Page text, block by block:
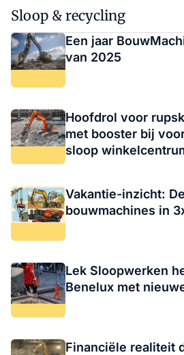
Sloop & recycling
Een jaar
van 2025
Hoofdrol voor
met booster bij
sloop
Vakantie-inzicht:
bouwmachines in
Lek Sloopwerken
Benelux met
Financiële realiteit